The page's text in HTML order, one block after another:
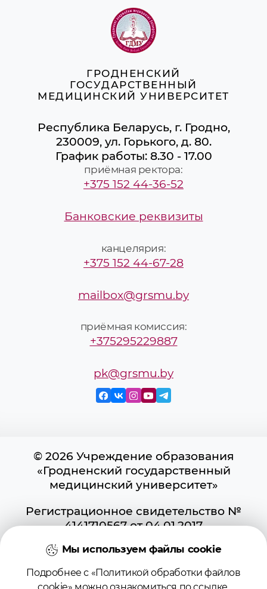
ГРОДНЕНСКИЙ
ГОСУДАРСТВЕННЫЙ
МЕДИЦИНСКИЙ УНИВЕРСИТЕТ
Республика Беларусь, г. Гродно,
230009, ул. Горького, д. 80.
График работы: 8.30 - 17.00
приёмная ректора:
+375 152 44-36-52
Банковские реквизиты
канцелярия:
+375 152 44-67-28
mailbox@grsmu.by
приёмная комиссия:
+375295229887
pk@grsmu.by
© 2026 Учреждение образования
«Гродненский государственный
медицинский университет»
Регистрационное свидетельство №
4141710567 от 04.01.2017
информационных ресурсов
Использование материалов сайта
возможно при условии указания
Мы используем файлы cookie
Подробнее с «Политикой обработки файлов
cookie» можно ознакомиться поссылке